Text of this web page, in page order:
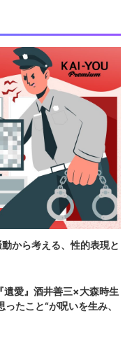
から考える、性的表現と
遺愛』酒井善三×大森時生
ったこと“が呪いを生み、